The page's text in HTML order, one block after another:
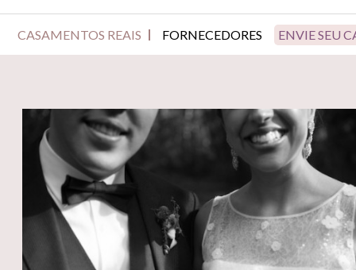
CASAMENTOS REAIS FORNECEDORES ENVIE SEU